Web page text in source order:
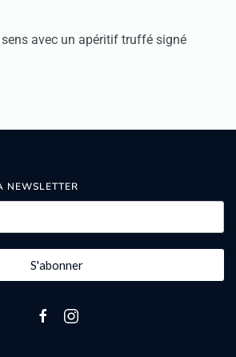
sens avec un apéritif truffé signé
NEWSLETTER
S'abonner